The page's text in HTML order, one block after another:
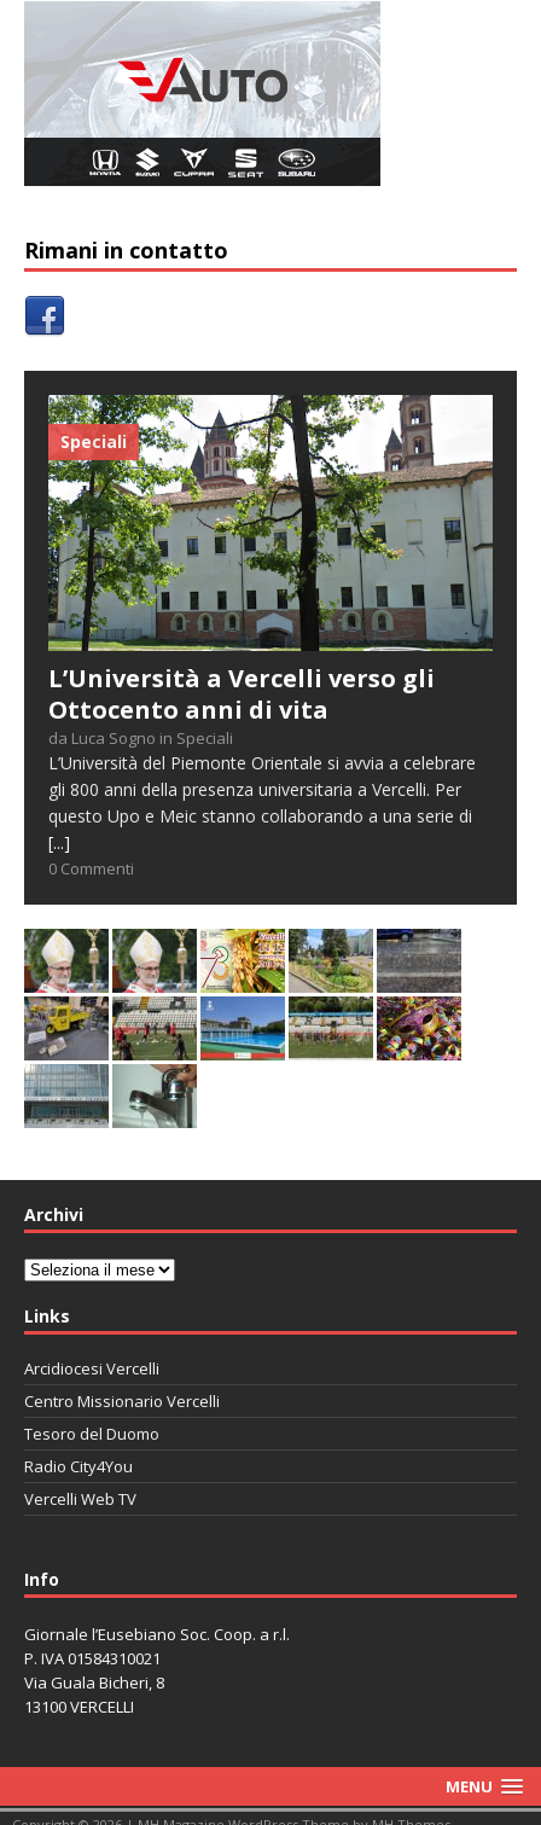
Rimani in contatto
Speciali
L’Università a Vercelli verso gli
Ottocento anni di vita
da Luca Sogno in Speciali
L’Università del Piemonte Orientale si avvia a celebrare
gli 800 anni della presenza universitaria a Vercelli. Per
questo Upo e Meic stanno collaborando a una serie di
[...]
0 Commenti
Archivi
Archivi
Links
Arcidiocesi Vercelli
Centro Missionario Vercelli
Tesoro del Duomo
Radio City4You
Vercelli Web TV
Info
Giornale l’Eusebiano Soc. Coop. a r.l.
P. IVA 01584310021
Via Guala Bicheri, 8
13100 VERCELLI
MENU